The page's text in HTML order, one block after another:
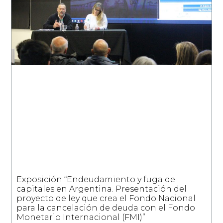
Exposición “Endeudamiento y fuga de
capitales en Argentina. Presentación del
proyecto de ley que crea el Fondo Nacional
para la cancelación de deuda con el Fondo
Monetario Internacional (FMI)”